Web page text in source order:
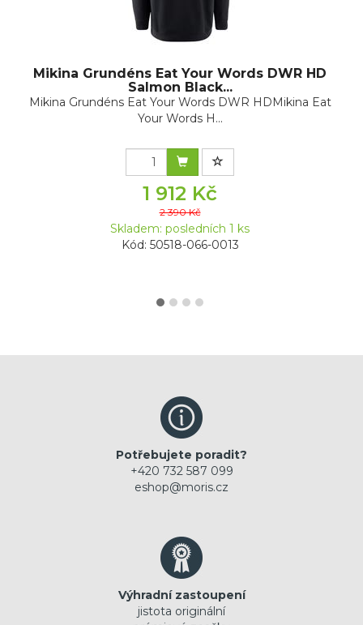
Mikina Grundéns Eat Your Words DWR HD
Salmon Black...
Mikina Grundéns Eat Your Words DWR HDMikina Eat
Your Words H...
1 912 Kč
2 390 Kč
Skladem: posledních 1 ks
Kód: 50518-066-0013
Potřebujete poradit?
+420 732 587 099
eshop@moris.cz
Výhradní zastoupení
jistota originální